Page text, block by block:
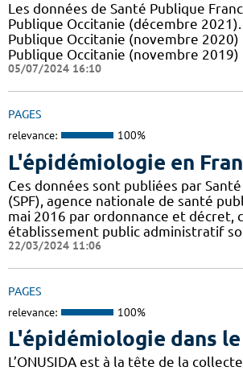
Les données de Santé Publique
Publique Occitanie (décembre
Publique Occitanie (novembre
Publique Occitanie (novembre
05/07/2024 16:10
PAGES
relevance: 100%
L'épidémiologie en
Ces données sont publiées par
(SPF), agence nationale de santé
mai 2016 par ordonnance et décret,
établissement public administratif
22/03/2024 11:06
PAGES
relevance: 100%
L'épidémiologie dans
L’ONUSIDA est à la tête de la